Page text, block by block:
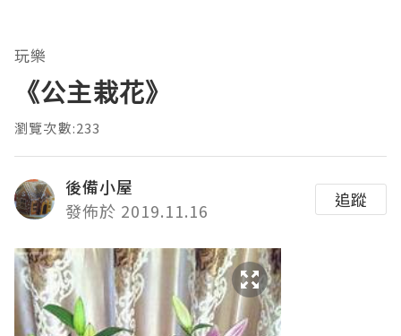
玩樂
《公主栽花》
瀏覽次數:233
後備小屋
發佈於 2019.11.16
追蹤